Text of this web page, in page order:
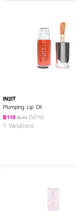
●ทาบนริมฝีปากโดยตรงด้ว
● สามารถทาซ้ำได้ตามต้องก
IN2IT
Plumping Lip Oil
฿119 ฿239 (50%)
7 Variations